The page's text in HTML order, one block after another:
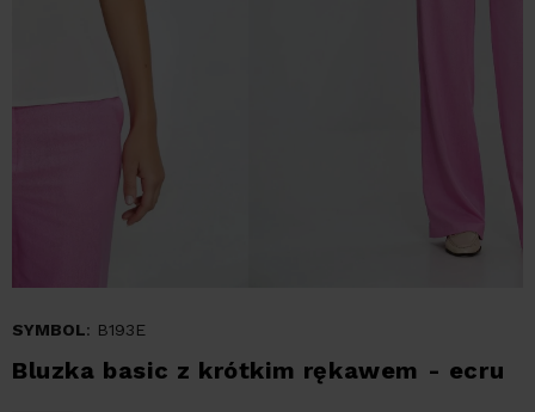
SYMBOL: B193E
Bluzka basic z krótkim rękawem - ecru